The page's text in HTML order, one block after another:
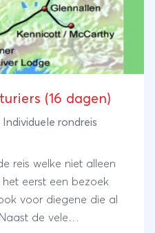
belevenissen.
(16 dagen)
Individuele rondreis
reis welke niet alleen
eerst een bezoek
voor diegene die al
de vele